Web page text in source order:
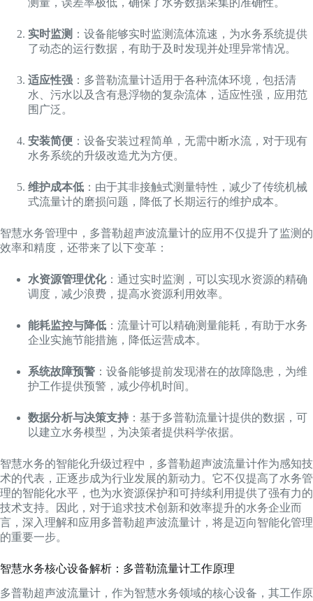
实时监测 ：设备能够实时监测流体流速，为水务系统提供
了动态的运行数据，有助于及时发现并处理异常情况。
适应性强 ：多普勒流量计适用于各种流体环境，包括清
水、污水以及含有悬浮物的复杂流体，适应性强，应用范
围广泛。
安装简便 ：设备安装过程简单，无需中断水流，对于现有
水务系统的升级改造尤为方便。
维护成本低 ：由于其非接触式测量特性，减少了传统机械
式流量计的磨损问题，降低了长期运行的维护成本。
智慧水务管理中，多普勒超声波流量计的应用不仅提升了监测的
效率和精度，还带来了以下变革：
水资源管理优化：通过实时监测，可以实现水资源的精确
调度，减少浪费，提高水资源利用效率。
能耗监控与降低 ：流量计可以精确测量能耗，有助于水务
企业实施节能措施，降低运营成本。
系统故障预警 ：设备能够提前发现潜在的故障隐患，为维
护工作提供预警，减少停机时间。
数据分析与决策支持 ：基于多普勒流量计提供的数据，可
以建立水务模型，为决策者提供科学依据。
智慧水务的智能化升级过程中，多普勒超声波流量计作为感知技
术的代表，正逐步成为行业发展的新动力。它不仅提高了水务管
理的智能化水平，也为水资源保护和可持续利用提供了强有力的
技术支持。因此，对于追求技术创新和效率提升的水务企业而
言，深入理解和应用多普勒超声波流量计，将是迈向智能化管理
的重要一步。
智慧水务核心设备解析：多普勒流量计工作原理
多普勒超声波流量计，作为智慧水务领域的核心设备，其工作原